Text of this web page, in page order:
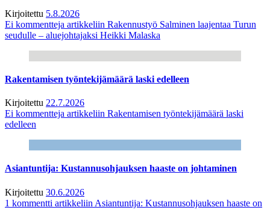
Kirjoitettu 5.8.2026
Ei kommentteja artikkeliin Rakennustyö Salminen laajentaa Turun
seudulle – aluejohtajaksi Heikki Malaska
Rakentamisen työntekijämäärä laski edelleen
Kirjoitettu 22.7.2026
Ei kommentteja artikkeliin Rakentamisen työntekijämäärä laski
edelleen
Asiantuntija: Kustannusohjauksen haaste on johtaminen
Kirjoitettu 30.6.2026
1 kommentti artikkeliin Asiantuntija: Kustannusohjauksen haaste on